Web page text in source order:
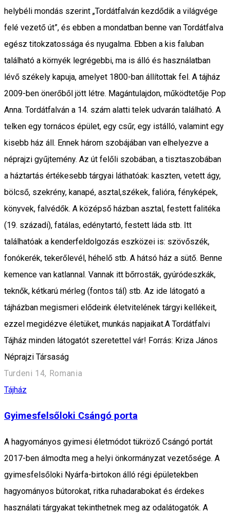
helybéli mondás szerint „Tordátfalván kezdődik a világvége
felé vezető út”, és ebben a mondatban benne van Tordátfalva
egész titokzatossága és nyugalma. Ebben a kis faluban
található a környék legrégebbi, ma is álló és használatban
lévő székely kapuja, amelyet 1800-ban állítottak fel. A tájház
2009-ben önerőből jött létre. Magántulajdon, működtetője Pop
Anna. Tordátfalván a 14. szám alatti telek udvarán található. A
telken egy tornácos épület, egy csűr, egy istálló, valamint egy
kisebb ház áll. Ennek három szobájában van elhelyezve a
néprajzi gyűjtemény. Az út felőli szobában, a tisztaszobában
a háztartás értékesebb tárgyai láthatóak: kaszten, vetett ágy,
bölcső, szekrény, kanapé, asztal,székek, falióra, fényképek,
könyvek, falvédők. A középső házban asztal, festett falitéka
(19. századi), fatálas, edénytartó, festett láda stb. Itt
találhatóak a kenderfeldolgozás eszközei is: szövőszék,
fonókerék, tekerőlevél, héhelő stb. A hátsó ház a sütő. Benne
kemence van katlannal. Vannak itt bőrrosták, gyúródeszkák,
teknők, kétkarú mérleg (fontos tál) stb. Az ide látogató a
tájházban megismeri elődeink életvitelének tárgyi kellékeit,
ezzel megidézve életüket, munkás napjaikat.A Tordátfalvi
Tájház minden látogatót szeretettel vár! Forrás: Kriza János
Néprajzi Társaság
Turdeni 14, Romania
Tájház
Gyimesfelsőloki Csángó porta
A hagyományos gyimesi életmódot tükröző Csángó portát
2017-ben álmodta meg a helyi önkormányzat vezetősége. A
gyimesfelsőloki Nyárfa-birtokon álló régi épületekben
hagyományos bútorokat, ritka ruhadarabokat és érdekes
használati tárgyakat tekinthetnek meg az odalátogatók. A